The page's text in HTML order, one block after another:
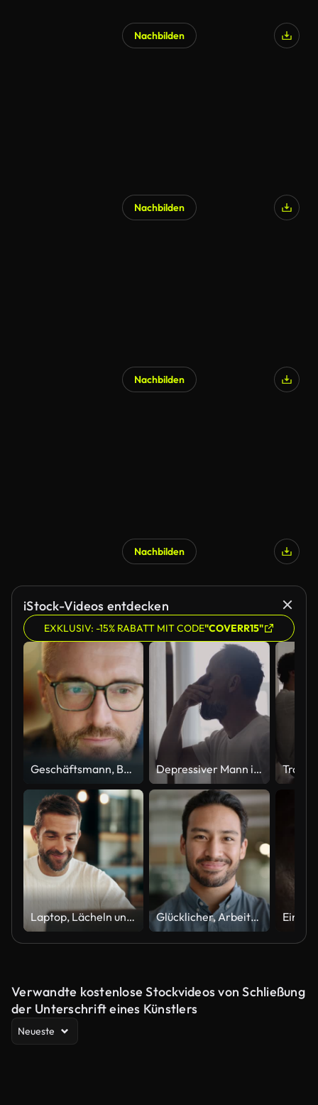
Nachbilden
Nachbilden
Nachbilden
Nachbilden
iStock-Videos entdecken
EXKLUSIV: -15% RABATT MIT CODE"COVERR15"
Geschäftsmann, Brille und Lesen am Computer in der Programmier-, Software- oder Informationstechnologielösung. Professionelle Programmierer oder Manager beginnen mit der Arbeit am Laptop, um IT-Probleme zu lösen oder Ergebnisse zu erzielen Depressiver Mann in der Halle. Er rieb sich den Nasenrücken
Laptop, Lächeln und Mann zu Hause für Remote-Arbeit, Werbung oder Planung von Werbeprojekten. Computer, E-Mail lesen oder Freiberufler online für Einblicke oder Affiliate-Marketing-Kampagnen auf der Social-Media-Plattform Glücklicher, Arbeiter und Gesicht des asiatischen Geschäftsmannes im Büro mit Stolz, Selbstvertrauen und Ehrgeiz am Arbeitsplatz. Professionelles, Unternehmens- und Porträt einer Person mit Lächeln für Karriere, Arbeit und beruflichen Erfolg
Verwandte kostenlose Stockvideos von Schließung
der Unterschrift eines Künstlers
Neueste